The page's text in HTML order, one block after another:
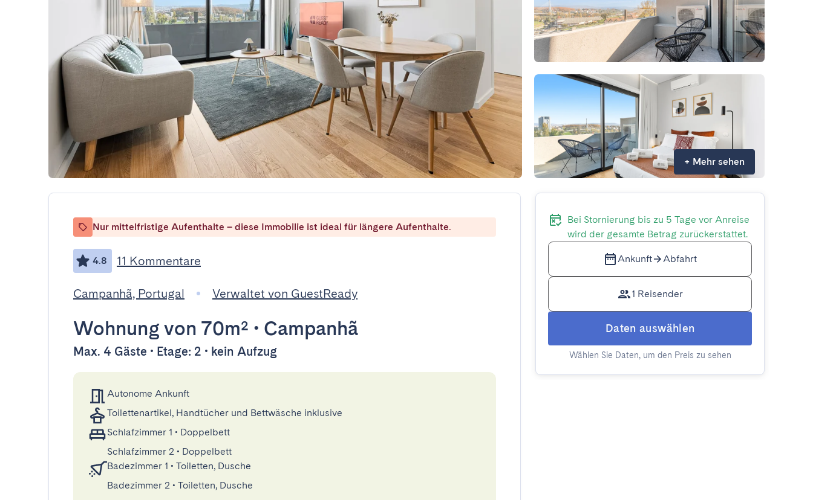
+ Mehr sehen
Nur mittelfristige Aufenthalte – diese Immobilie ist ideal für längere Aufenthalte.
4.8 11 Kommentare
Campanhã, Portugal Verwaltet von GuestReady
Wohnungvon 70m² • Campanhã
Max. 4 Gäste • Etage: 2 • kein Aufzug
Autonome Ankunft
Toilettenartikel, Handtücher und Bettwäsche inklusive
Schlafzimmer 1 • Doppelbett
Schlafzimmer 2 • Doppelbett
Badezimmer 1 • Toiletten, Dusche
Badezimmer 2 • Toiletten, Dusche
Bei Stornierung bis zu 5 Tage vor Anreise
wird der gesamte Betrag zurückerstattet.
Ankunft Abfahrt
1 Reisender
Daten auswählen
Wählen Sie Daten, um den Preis zu sehen